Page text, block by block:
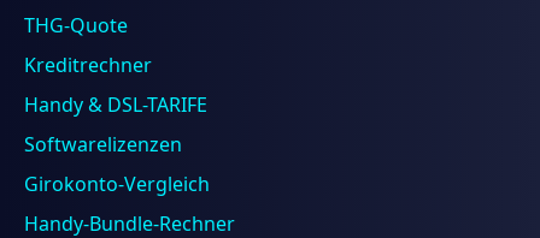
THG-Quote
Kreditrechner
Handy & DSL-TARIFE
Softwarelizenzen
Girokonto-Vergleich
Handy-Bundle-Rechner
Behringer Behringer Mikrofon (B-1 Gromembran-
Studiomikrofon Niere inkl. Koffer Windschutz), B1 –